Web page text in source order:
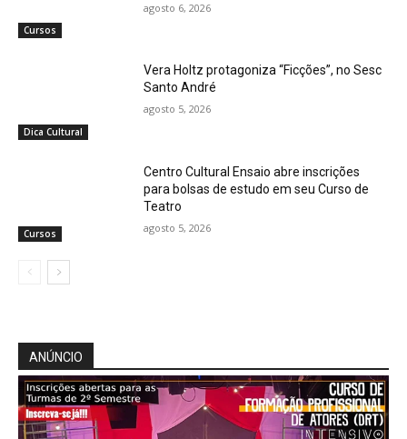
Cursos
agosto 6, 2026
Dica Cultural
Vera Holtz protagoniza “Ficções”, no Sesc
Santo André
agosto 5, 2026
Cursos
Centro Cultural Ensaio abre inscrições
para bolsas de estudo em seu Curso de
Teatro
agosto 5, 2026
ANÚNCIO